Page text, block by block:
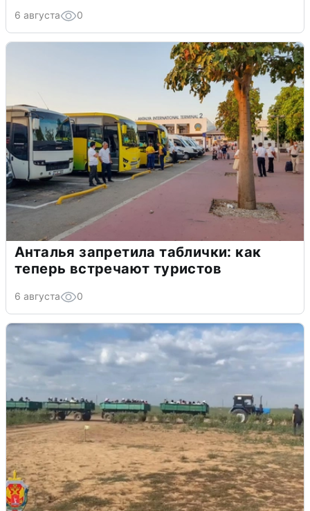
6 августа 0
Анталья запретила таблички: как
теперь встречают туристов
6 августа 0